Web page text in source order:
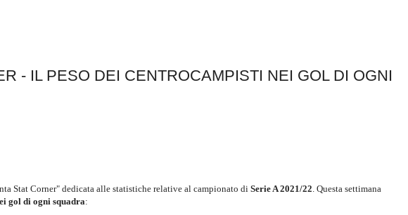
- IL PESO DEI CENTROCAMPISTI NEI GOL DI OGNI
Stat Corner" dedicata alle statistiche relative al campionato di Serie A 2021/22. Questa settimana
gol di ogni squadra: